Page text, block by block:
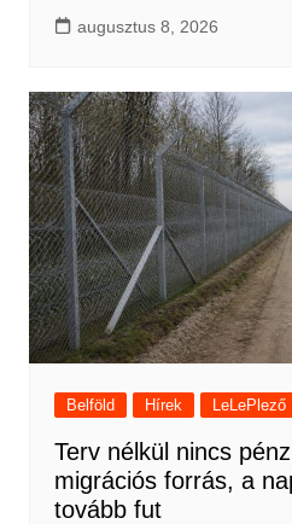
augusztus 8, 2026
Belföld Hírek LeLePlező
Terv nélkül nincs
migrációs forrás, a
tovább fut